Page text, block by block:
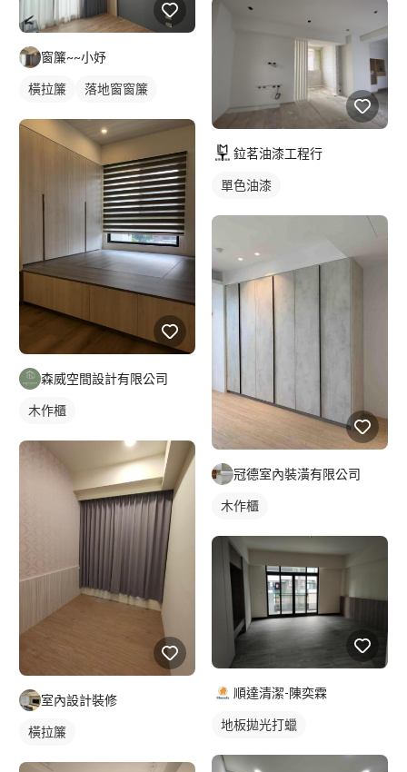
窗簾~~小妤
橫拉簾 落地窗窗簾
森威空間設計有限公司
木作櫃
室內設計裝修
橫拉簾
鉝茗油漆工程行
單色油漆
冠德室內裝潢有限公司
木作櫃
順達清潔-陳奕霖
地板拋光打蠟